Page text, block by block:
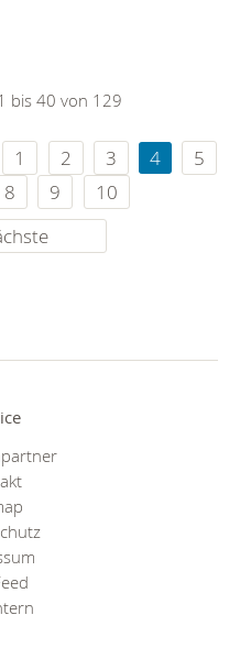
bis 40 von 129
1 2 3 4
5
8 9
10